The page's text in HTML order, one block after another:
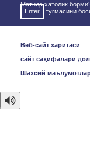
Матнда хатолик
Enter
тугмасини
Веб-сайт харитаси
сайт саҳифалари
Шахсий